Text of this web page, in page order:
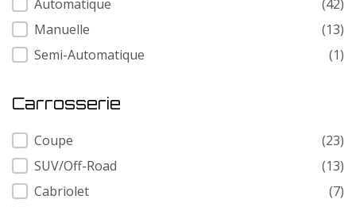
Transmission
Automatique
(42)
Manuelle
(13)
Semi-Automatique
(1)
Carrosserie
Carrosserie
Coupe
(23)
SUV/Off-Road
(13)
Cabriolet
(7)